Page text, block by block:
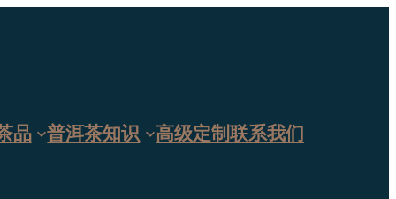
品 普洱茶知识 高级定制 联系我们